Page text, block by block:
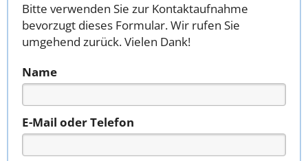
Bitte verwenden Sie zur Kontaktaufnahme
bevorzugt dieses Formular. Wir rufen Sie
umgehend zurück. Vielen Dank!
Name
E-Mail oder Telefon